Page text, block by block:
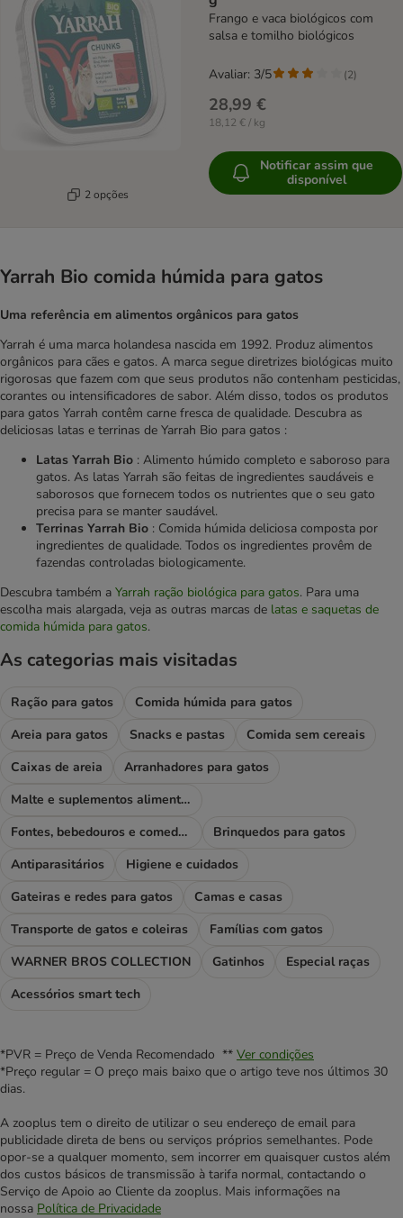
2 opções
Frango e vaca biológicos com
salsa e tomilho biológicos
28,99 €
18,12 € / kg
Avaliar: 3/5 (2)
Notificar assim que
disponível
Yarrah Bio comida húmida para gatos
Uma referência em alimentos orgânicos para gatos
Yarrah é uma marca holandesa nascida em 1992. Produz alimentos
orgânicos para cães e gatos. A marca segue diretrizes biológicas muito
rigorosas que fazem com que seus produtos não contenham pesticidas,
corantes ou intensificadores de sabor. Além disso, todos os produtos
para gatos Yarrah contêm carne fresca de qualidade. Descubra as
deliciosas latas e terrinas de Yarrah Bio para gatos :
Latas Yarrah Bio : Alimento húmido completo e saboroso para
gatos. As latas Yarrah são feitas de ingredientes saudáveis e
saborosos que fornecem todos os nutrientes que o seu gato
precisa para se manter saudável.
Terrinas Yarrah Bio : Comida húmida deliciosa composta por
ingredientes de qualidade. Todos os ingredientes provêm de
fazendas controladas biologicamente.
Descubra também a Yarrah ração biológica para gatos. Para uma
escolha mais alargada, veja as outras marcas de latas e saquetas de
comida húmida para gatos.
As categorias mais visitadas
Ração para gatos
Comida húmida para gatos
Areia para gatos
Snacks e pastas
Comida sem cereais
Caixas de areia
Arranhadores para gatos
Malte e suplementos alimentares
Fontes, bebedouros e comedouros
Brinquedos para gatos
Antiparasitários
Higiene e cuidados
Gateiras e redes para gatos
Camas e casas
Transporte de gatos e coleiras
Famílias com gatos
WARNER BROS COLLECTION
Gatinhos
Especial raças
Acessórios smart tech
*PVR = Preço de Venda Recomendado ** Ver condições
*Preço regular = O preço mais baixo que o artigo teve nos últimos 30
dias.
A zooplus tem o direito de utilizar o seu endereço de email para
publicidade direta de bens ou serviços próprios semelhantes. Pode
opor-se a qualquer momento, sem incorrer em quaisquer custos além
dos custos básicos de transmissão à tarifa normal, contactando o
Serviço de Apoio ao Cliente da zooplus. Mais informações na
nossa Política de Privacidade